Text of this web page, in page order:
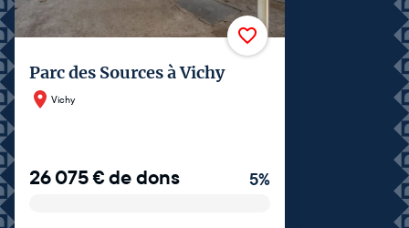
Parc des Sources à Vichy
Vichy
26 075€de dons 5%